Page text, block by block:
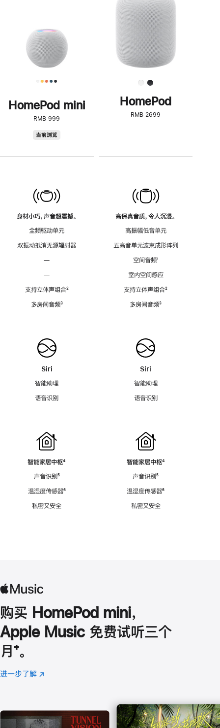
HomePod mini
RMB 999
当前浏览
身材小巧，声音超震撼。
全频驱动单元
双振动抵消无源辐射器
—
—
支持立体声组合脚
²
多房间音频脚
³
Siri
智能助理
语音识别
智能家居中枢脚
⁴
声音识别脚
⁵
温湿度传感器脚
⁶
私密又安全
了
解
HomePod<
HomePod
RMB 2699
高保真音质，令人沉浸。
高振幅低音单元
五高音单元波束成形阵列
空间音频脚
¹
室内空间感应
支持立体声组合脚
²
多房间音频脚
³
Siri
智能助理
语音识别
智能家居中枢脚
⁴
声音识别脚
⁵
温湿度传感器脚
⁶
私密又安全
购买 HomePod mini，
Apple Music 免费试听三个
月 脚
注
⁺。
进一步了解 Apple
(在
口
中